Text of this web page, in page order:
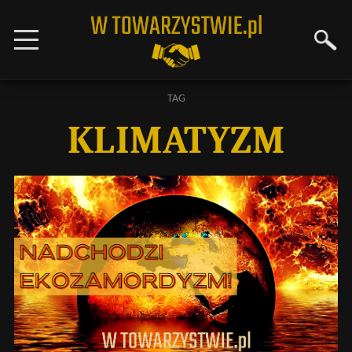
TAG
KLIMATYZM